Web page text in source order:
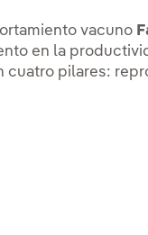
vacuno
en la
cuatro pilares: